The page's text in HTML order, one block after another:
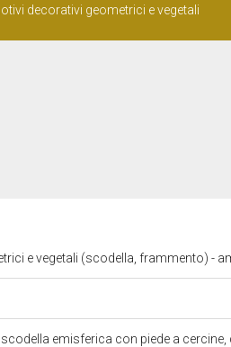
decorativi geometrici e vegetali
e vegetali (scodella, frammento) -
emisferica con piede a